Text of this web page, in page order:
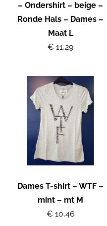
– Ondershirt – beige –
Ronde Hals – Dames –
Maat L
€ 11,29
Dames T-shirt – WTF –
mint – mt M
€ 10,46